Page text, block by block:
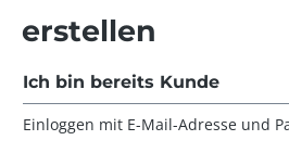
erstellen
Ich bin bereits Kunde
Einloggen mit E-Mail-Adresse und